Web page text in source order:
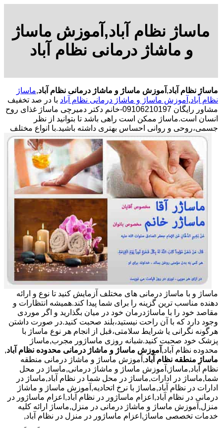
ماساژ نظام آباد,آموزش ماساژ
و ماشاژ درمانی نظام آباد
ماساژ نظام آباد, آموزش ماساژ و ماشاژ درمانی نظام آباد,ماساژ
نظام آباد, آموزش ماساژ و ماشاژ درمانی نظام آباد با در صد تخفیف
مشاور رایگان 09106210197-خانم دکتر دمیرچی ماساژ غذای روح
انسان است.ماساژ ممکن است راهی باشد تا بتوانید از نظر
جسمی،روحی و روانی احساس بهتری داشته باشید.با انواع مختلف
ماساژ و با ماساژ درمانی های مختلف آزمایش کنید تا نوع و ارائه
دهنده مناسب ترین گزینه را برای شما پیدا کند.همیشه انتظارات و
مقاصد خود را با ماساژدرمان خود در میان بگذارید و اگر موردی
وجود دارد که با آن راحت نیستید،بلند صحبت کنید.در صورت داشتن
هرگونه نگرانی یا شرایط سلامتی،قبل از انجام هر نوع ماساژ با
پزشک خود صحبت کنید.شبانه روزی ماساژور مجرب,ماساژ
محدوده نظام آباد, آموزش ماساژ و ماشاژ درمانی محدوده نظام آباد,
ماساژ منطقه نظام آباد,آموزش ماساژ و ماشاژ درمانی منطقه
نظام آباد,ماساژ,آموزش ماساژ و ماشاژ درمانی,ماساژ در محل
شما,ماساژ در ادارات,ماساژ در محل شما در نظام آباد,ماساژ در
ادارات در نظام آباد,ماساژ با نرخ اتحادیه,آموزش ماساژ و ماشاژ
درمانی در نظام آباد,اعزام ماساژور در نظام آباد,اعزام ماساژور در
منزل,آموزش ماساژ و ماشاژ درمانی در منزل,ماساژ ارائه کلیه
خدمات تخصصی ماساژ,اعزام ماساژور در منزل در نظام آباد,